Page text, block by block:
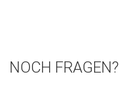
NOCH FRAGEN?